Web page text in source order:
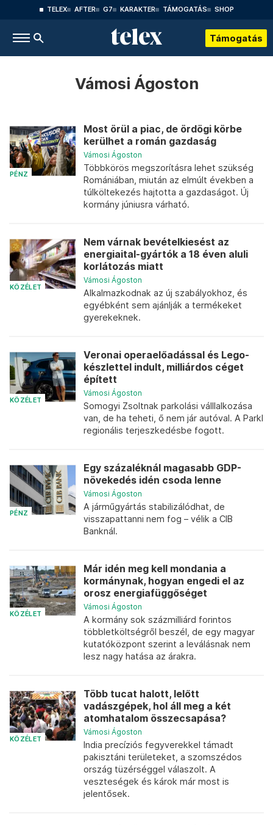
TELEX AFTER G7 KARAKTER TÁMOGATÁS SHOP
Támogatás
Vámosi Ágoston
PÉNZ
Most örül a piac, de ördögi körbe
kerülhet a román gazdaság
Vámosi Ágoston
Többkörös megszorításra lehet szükség
Romániában, miután az elmúlt években a
túlköltekezés hajtotta a gazdaságot. Új
kormány júniusra várható.
KÖZÉLET
Nem várnak bevételkiesést az
energiaital-gyártók a 18 éven aluli
korlátozás miatt
Vámosi Ágoston
Alkalmazkodnak az új szabályokhoz, és
egyébként sem ajánlják a termékeket
gyerekeknek.
KÖZÉLET
Veronai operaelőadással és Lego-
készlettel indult, milliárdos céget
épített
Vámosi Ágoston
Somogyi Zsoltnak parkolási válllalkozása
van, de ha teheti, ő nem jár autóval. A Parkl
regionális terjeszkedésbe fogott.
PÉNZ
Egy százaléknál magasabb GDP-
növekedés idén csoda lenne
Vámosi Ágoston
A járműgyártás stabilizálódhat, de
visszapattanni nem fog – vélik a CIB
Banknál.
KÖZÉLET
Már idén meg kell mondania a
kormánynak, hogyan engedi el az
orosz energiafüggőséget
Vámosi Ágoston
A kormány sok százmilliárd forintos
többletköltségről beszél, de egy magyar
kutatóközpont szerint a leválásnak nem
lesz nagy hatása az árakra.
KÖZÉLET
Több tucat halott, lelőtt
vadászgépek, hol áll meg a két
atomhatalom összecsapása?
Vámosi Ágoston
India precíziós fegyverekkel támadt
pakisztáni területeket, a szomszédos
ország tüzérséggel válaszolt. A
veszteségek és károk már most is
jelentősek.